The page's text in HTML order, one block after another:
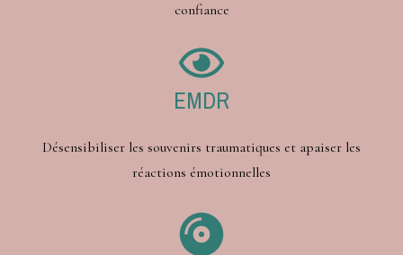
confiance
EMDR
Désensibiliser les souvenirs traumatiques et apaiser les
réactions émotionnelles